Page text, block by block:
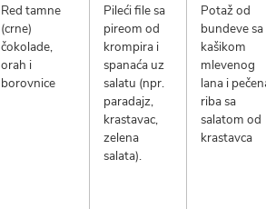
Red tamne
(crne)
čokolade,
orah i
borovnice
Pileći file sa
pireom od
krompira i
spanaća uz
salatu (npr.
paradajz,
krastavac,
zelena
salata).
Potaž od
bundeve sa
kašikom
mlevenog
lana i
riba sa
salatom od
krastavca